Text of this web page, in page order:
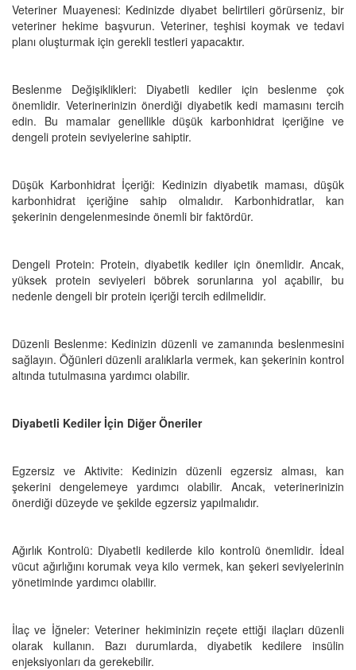
Veteriner Muayenesi: Kedinizde diyabet belirtileri görürseniz, bir
veteriner hekime başvurun. Veteriner, teşhisi koymak ve tedavi
planı oluşturmak için gerekli testleri yapacaktır.
Beslenme Değişiklikleri: Diyabetli kediler için beslenme çok
önemlidir. Veterinerinizin önerdiği diyabetik kedi mamasını tercih
edin. Bu mamalar genellikle düşük karbonhidrat içeriğine ve
dengeli protein seviyelerine sahiptir.
Düşük Karbonhidrat İçeriği: Kedinizin diyabetik maması, düşük
karbonhidrat içeriğine sahip olmalıdır. Karbonhidratlar, kan
şekerinin dengelenmesinde önemli bir faktördür.
Dengeli Protein: Protein, diyabetik kediler için önemlidir. Ancak,
yüksek protein seviyeleri böbrek sorunlarına yol açabilir, bu
nedenle dengeli bir protein içeriği tercih edilmelidir.
Düzenli Beslenme: Kedinizin düzenli ve zamanında beslenmesini
sağlayın. Öğünleri düzenli aralıklarla vermek, kan şekerinin kontrol
altında tutulmasına yardımcı olabilir.
Diyabetli Kediler İçin Diğer Öneriler
Egzersiz ve Aktivite: Kedinizin düzenli egzersiz alması, kan
şekerini dengelemeye yardımcı olabilir. Ancak, veterinerinizin
önerdiği düzeyde ve şekilde egzersiz yapılmalıdır.
Ağırlık Kontrolü: Diyabetli kedilerde kilo kontrolü önemlidir. İdeal
vücut ağırlığını korumak veya kilo vermek, kan şekeri seviyelerinin
yönetiminde yardımcı olabilir.
İlaç ve İğneler: Veteriner hekiminizin reçete ettiği ilaçları düzenli
olarak kullanın. Bazı durumlarda, diyabetik kedilere insülin
enjeksiyonları da gerekebilir.